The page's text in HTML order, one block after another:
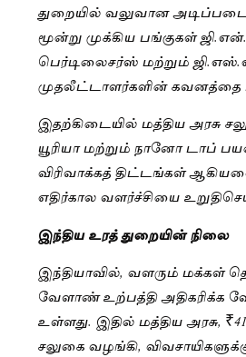
துறையில் வலுவான
மூன்று முக்கிய பங்குகள்
பெர்டிலைசர்ஸ் மற்றும்
முதலீட்டாளர்களின் கவனத்தை
இதற்கிடையில் மத்திய அரசு
யூரியா மற்றும் நானோ டாப்
விரிவாக்கத் திட்டங்கள்
எதிர்கால வளர்ச்சியை
இந்திய உரத் துறையின் நிலை
இந்தியாவில், வளரும் மக்கள்
வேளாண் உற்பத்தி அதிகரிக்க
உள்ளது. இதில் மத்திய அரசு,
சலுகை வழங்கி,